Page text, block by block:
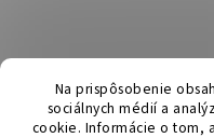
Na prispôsobenie
sociálnych médií a
cookie. Informácie o tom,
á